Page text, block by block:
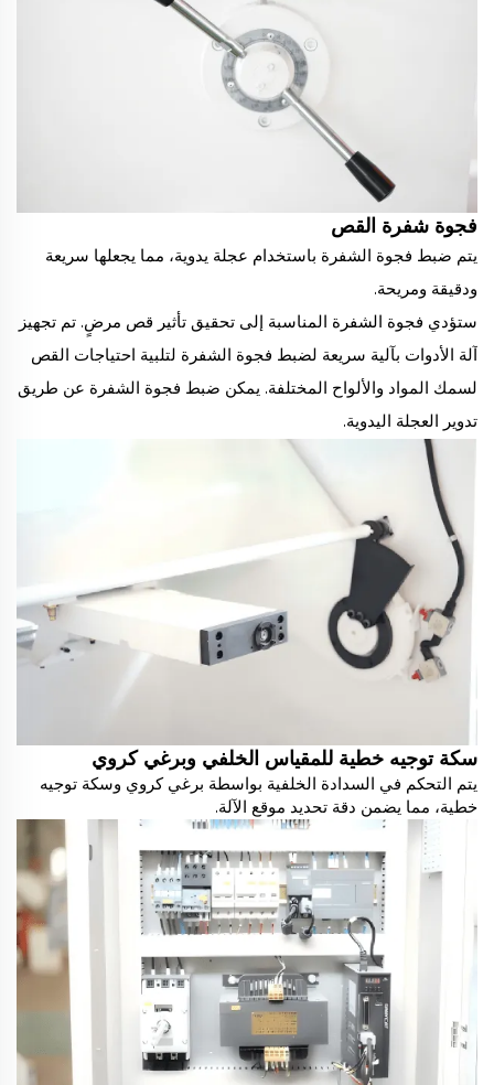
فجوة شفرة القص
يتم ضبط فجوة الشفرة باستخدام عجلة يدوية، مما يجعلها سريعة
ودقيقة ومريحة.
ستؤدي فجوة الشفرة المناسبة إلى تحقيق تأثير قص مرضٍ. تم تجهيز
آلة الأدوات بآلية سريعة لضبط فجوة الشفرة لتلبية احتياجات القص
لسمك المواد والألواح المختلفة. يمكن ضبط فجوة الشفرة عن طريق
تدوير العجلة اليدوية.
سكة توجيه خطية للمقياس الخلفي وبرغي كروي
يتم التحكم في السدادة الخلفية بواسطة برغي كروي وسكة توجيه
خطية، مما يضمن دقة تحديد موقع الآلة.